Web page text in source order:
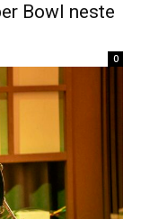
Bowl neste
0